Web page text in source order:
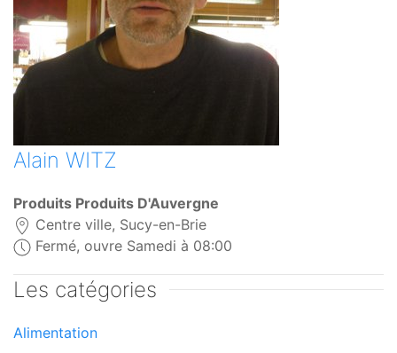
Alain WITZ
Produits Produits D'Auvergne
Centre ville, Sucy-en-Brie
Fermé, ouvre Samedi à 08:00
Les catégories
Alimentation